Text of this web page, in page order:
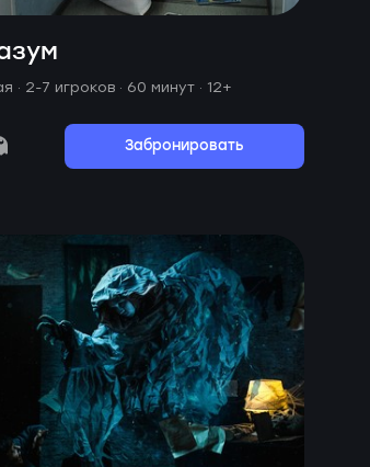
· 2-7 игроков · 60 минут · 12+
Забронировать